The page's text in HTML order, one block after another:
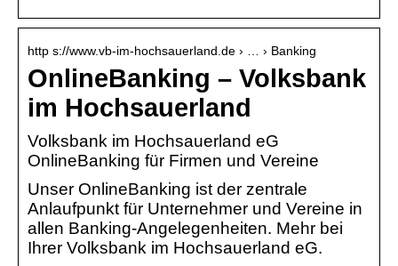
http s://www.vb-im-hochsauerland.de › … › Banking
OnlineBanking – Volksbank
im Hochsauerland
Volksbank im Hochsauerland eG
OnlineBanking für Firmen und Vereine
Unser OnlineBanking ist der zentrale
Anlaufpunkt für Unternehmer und Vereine in
allen Banking-Angelegenheiten. Mehr bei
Ihrer Volksbank im Hochsauerland eG.